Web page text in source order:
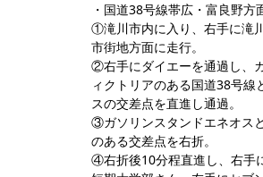
・国道38号線帯広・富良野方
①滝川市内に入り、右手に滝
市街地方面に走行。
②右手にダイエーを通過し、
ィクトリアのある国道38号線
スの交差点を直進し通過。
③ガソリンスタンドエネオス
のある交差点を右折。
④右折後10分程直進し、右手